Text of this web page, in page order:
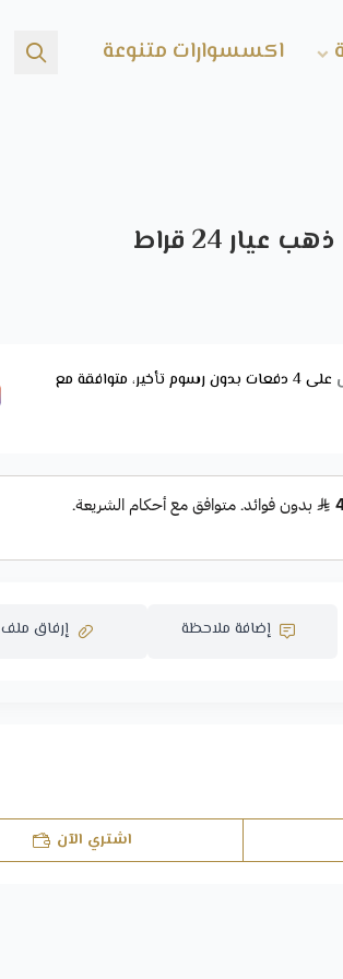
اكسسوارات متنوعة
على4 دفعات بدون رسوم تأخير، متوافقة مع
إضافة ملاحظة إرفاق ملف
اشتري الآن